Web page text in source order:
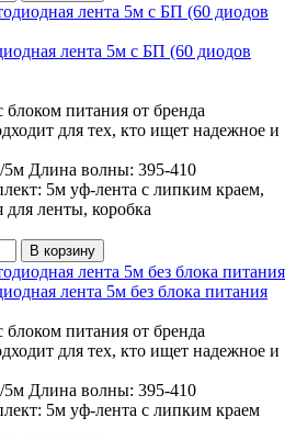
лента 5м с БП (60 диодов
питания от бренда
для тех, кто ищет надежное и
5м Длина волны: 395-410
5м уф-лента с липким краем,
ленты, коробка
В корзину
лента 5м без блока питания
питания от бренда
для тех, кто ищет надежное и
5м Длина волны: 395-410
5м уф-лента с липким краем